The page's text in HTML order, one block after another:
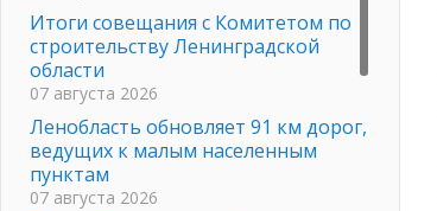
Итоги совещания с Комитетом по
строительству Ленинградской
области
07 августа 2026
Ленобласть обновляет 91 км дорог,
ведущих к малым населенным
пунктам
07 августа 2026